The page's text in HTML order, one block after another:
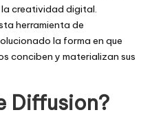
creatividad digital.
herramienta de
la forma en que
conciben y materializan sus
Diffusion?